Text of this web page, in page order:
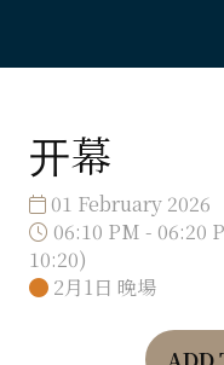
开幕
01 February 2026
06:10 PM - 06:20
10:20)
2月1日 晚場